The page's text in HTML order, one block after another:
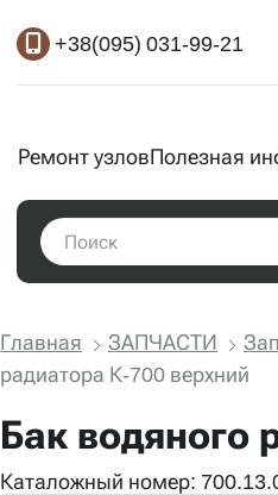
+38(095) 031-99-21
Ремонт узловПолезная
Главная ЗАПЧАСТИ
радиатора К-700 верхний
Бак водяного
Каталожный номер: